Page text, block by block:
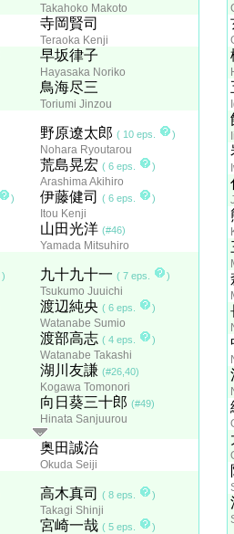
Takahoko Makoto
寺岡賢司
Teraoka Kenji
早坂律子
Hayasaka Noriko
鳥海尽三
Toriumi Jinzou
)
野原遼太郎 ( 10 eps. )
Nohara Ryoutarou
荒島晃宏 ( 6 eps. )
Arashima Akihiro
伊藤健司 ( 6 eps. )
Itou Kenji
山田光洋 (#46)
Yamada Mitsuhiro
) 九十九十一 ( 7 eps. )
Tsukumo Juuichi
渡辺純央 ( 6 eps. )
Watanabe Sumio
渡部高志 ( 4 eps. )
Watanabe Takashi
湖川友謙 (#26,40)
Kogawa Tomonori
向日葵三十郎 (#49)
Hinata Sanjuurou
奥田誠治
Okuda Seiji
高木真司 ( 8 eps. )
Takagi Shinji
宮崎一哉 ( 5 eps. )